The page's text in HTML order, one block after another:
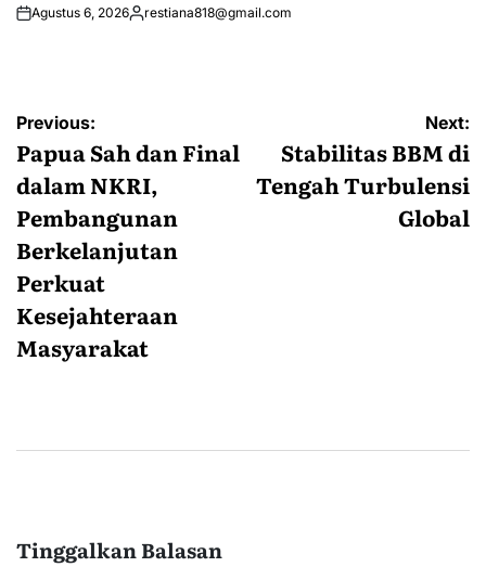
Agustus 6, 2026Posted
restiana818@gmail.com
Navigasi
pos
Previous:
Papua Sah dan Final
dalam NKRI,
Pembangunan
Berkelanjutan
Perkuat
Kesejahteraan
Masyarakat
Next:
Stabilitas BBM di
Tengah Turbulensi
Global
Tinggalkan Balasan